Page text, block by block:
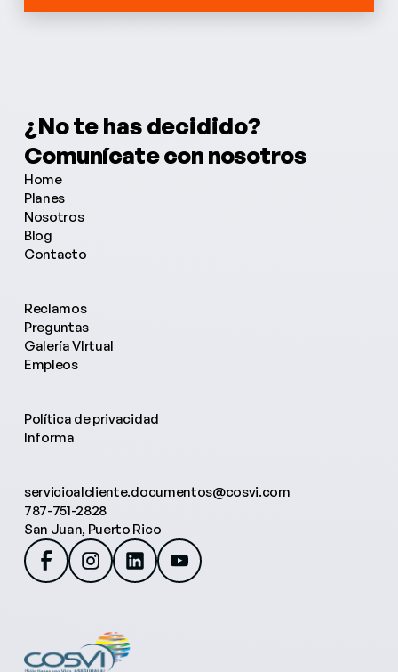
¿No te has decidido?
¿Necesitas más información?
¿Tienes alguna pregunta?
Comunícate con nosotros
Home
Planes
Nosotros
Blog
Contacto
Reclamos
Preguntas
Galería VIrtual
Empleos
Política de privacidad
Informa
servicioalcliente.documentos@cosvi.com
787-751-2828
San Juan, Puerto Rico